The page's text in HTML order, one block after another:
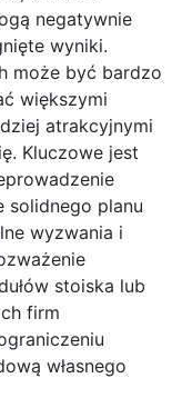
negatywnie
wyniki.
może być bardzo
większymi
atrakcyjnymi
Kluczowe jest
solidnego planu
wyzwania i
stoiska lub
firm
własnego